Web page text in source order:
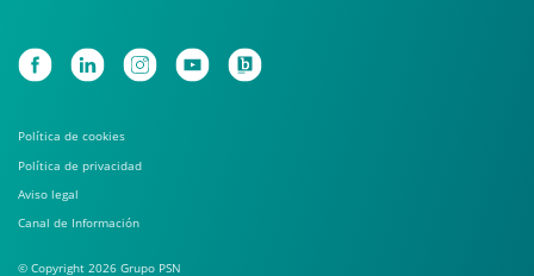
Política de cookies
Política de privacidad
Aviso legal
Canal de Información
© Copyright 2026 Grupo PSN